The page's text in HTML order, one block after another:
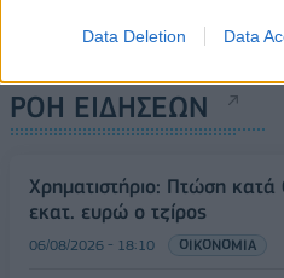
Data Deletion Data
ΡΟΗ ΕΙΔΗΣΕΩΝ
Χρηματιστήριο: Πτώση
εκατ. ευρώ ο τζίρος
06/08/2026 - 18:10 ΟΙΚΟΝΟΜΙΑ